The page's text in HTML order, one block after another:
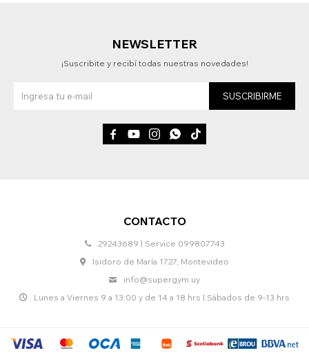
CONTACTO
29243689 | Service 099807743
Isidoro de María 1727, Montevideo
info@supergym.uy
Lunes a Viernes 9 a 13:00 y de 14 a 18 hrs | Sábados de 9-13 hrs
NEWSLETTER
¡Suscribite y recibí todas nuestras novedades!
SUSCRIBIRME
    